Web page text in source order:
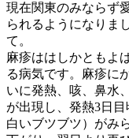
現在関東のみならず
られるようになりま
て。
麻疹ははしかともよ
る病気です。麻疹に
いに発熱、咳、鼻水
が出現し、発熱3日
白いブツブツ）がみ